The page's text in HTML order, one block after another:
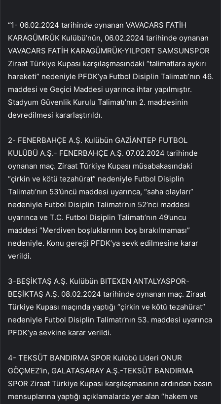
“1- 06.02.2024 tarihinde oynanan VAVACARS FATİH
KARAGÜMRÜK Kulübü’nün, 06.02.2024 tarihinde oynanan
VAVACARS FATİH KARAGÜMRÜK-YILPORT SAMSUNSPOR
Ziraat Türkiye Kupası karşılaşmasındaki “talimatlara aykırı
hareketi” nedeniyle PFDK’ya Futbol Disiplin Talimatı’nın 46.
maddesi ve Geçici Maddesi uyarınca ihtar yapılmıştır.
Stadyum Güvenlik Kurulu Talimatı’nın 2. maddesinin
devredilmesi kararlaştırıldı.
2- FENERBAHÇE A.Ş. Kulübün GAZİANTEP FUTBOL
KULÜBÜ A.Ş.- FENERBAHÇE A.Ş. 07.02.2024 tarihinde
oynanan maç. Ziraat Türkiye Kupası müsabakasındaki
“çirkin ve kötü tezahürat” nedeniyle Futbol Disiplin
Talimatı’nın 53’üncü maddesi uyarınca, “saha olayları”
nedeniyle Futbol Disiplin Talimatı’nın 52’nci maddesi
uyarınca ve T.C. Futbol Disiplin Talimatı’nın 49’uncu
maddesi “Merdiven boşluklarının boş bırakılmaması”
nedeniyle. Konu gereği PFDK’ya sevk edilmesine karar
verildi.
3-BEŞİKTAŞ A.Ş. Kulübün BITEXEN ANTALYASPOR-
BEŞİKTAŞ A.Ş. 08.02.2024 tarihinde oynanan maç. Ziraat
Türkiye Kupası maçında yaptığı “çirkin ve kötü tezahürat”
nedeniyle Futbol Disiplin Talimatı’nın 53. maddesi uyarınca
PFDK’ya sevkine karar verildi.
4- TEKSÜT BANDIRMA SPOR Kulübü Lideri ONUR
GÖÇMEZ’in, GALATASARAY A.Ş.-TEKSÜT BANDIRMA
SPOR Ziraat Türkiye Kupası karşılaşmasının ardından basın
mensuplarına yaptığı açıklamalarda yer alan “hakem ve